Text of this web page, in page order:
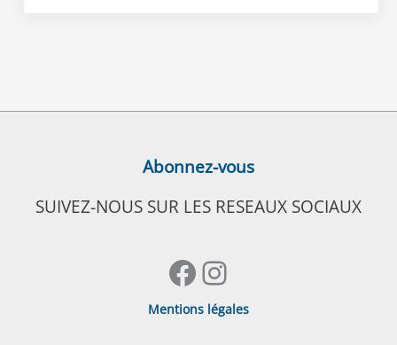
Abonnez-vous
SUIVEZ-NOUS SUR LES RESEAUX SOCIAUX
Facebook
Instagram
Mentions légales